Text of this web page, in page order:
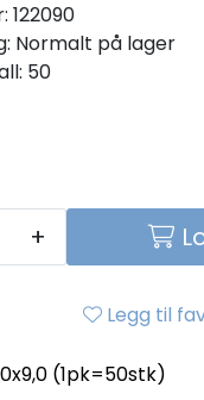
122090
Normalt på lager
50
+
Legg til
(1pk=50stk)